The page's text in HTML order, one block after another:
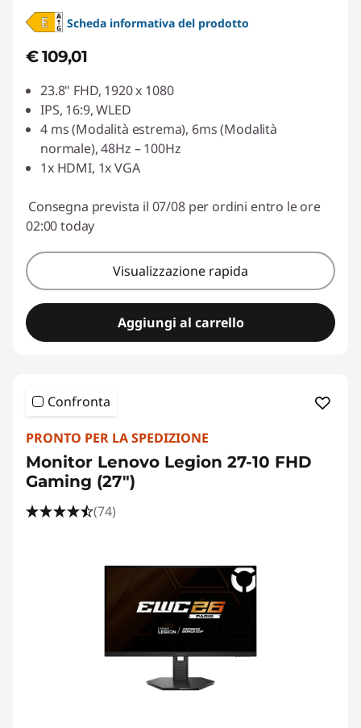
Scheda informativa del prodotto
€ 109,01
23.8" FHD, 1920 x 1080
IPS, 16:9, WLED
4 ms (Modalità estrema), 6ms (Modalità
normale), 48Hz – 100Hz
1x HDMI, 1x VGA
Consegna prevista il 07/08 per ordini entro le ore
02:00 today
Visualizzazione rapida
Aggiungi al carrello
Confronta
PRONTO PER LA SPEDIZIONE
Monitor Lenovo Legion 27-10 FHD
Gaming (27")
(74)